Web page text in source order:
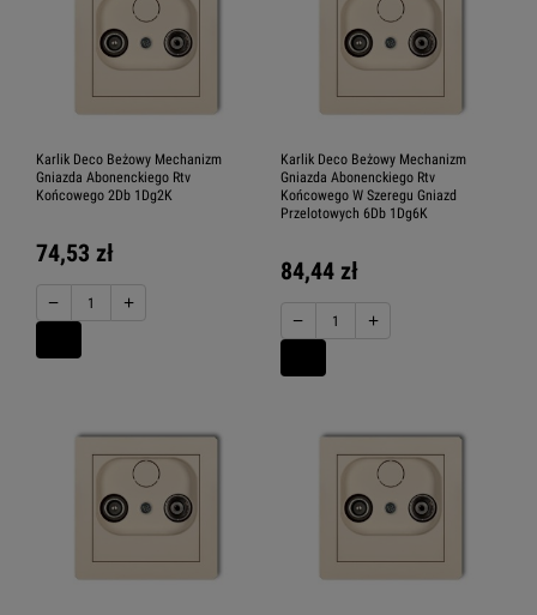
Karlik Deco Beżowy Mechanizm
Gniazda Abonenckiego Rtv
Końcowego 2Db 1Dg2K
74,53 zł
− +
Karlik Deco Beżowy Mechanizm
Gniazda Abonenckiego Rtv
Końcowego W Szeregu Gniazd
Przelotowych 6Db 1Dg6K
84,44 zł
− +